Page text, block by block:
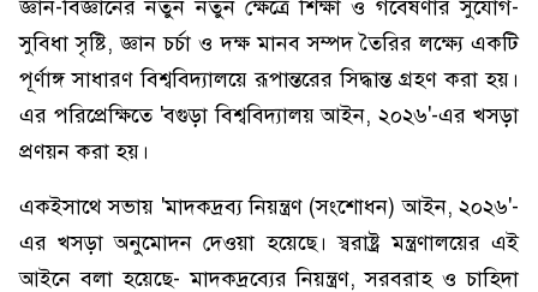
জ্ঞান-বিজ্ঞানের নতুন নতুন ক্ষেত্রে শিক্ষা ও গবেষণার সুযোগ-
সুবিধা সৃষ্টি, জ্ঞান চর্চা ও দক্ষ মানব সম্পদ তৈরির লক্ষ্যে একটি
পূর্ণাঙ্গ সাধারণ বিশ্ববিদ্যালয়ে রূপান্তরের সিদ্ধান্ত গ্রহণ করা হয়।
এর পরিপ্রেক্ষিতে 'বগুড়া বিশ্ববিদ্যালয় আইন, ২০২৬'-এর খসড়া
প্রণয়ন করা হয়।
একইসাথে সভায় 'মাদকদ্রব্য নিয়ন্ত্রণ (সংশোধন) আইন, ২০২৬'-
এর খসড়া অনুমোদন দেওয়া হয়েছে। স্বরাষ্ট্র মন্ত্রণালয়ের এই
আইনে বলা হয়েছে- মাদকদ্রব্যের নিয়ন্ত্রণ, সরবরাহ ও চাহিদা